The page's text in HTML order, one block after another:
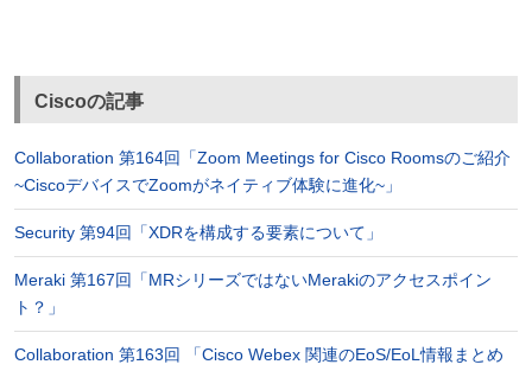
Ciscoの記事
Collaboration 第164回「Zoom Meetings for Cisco Roomsのご紹介
~CiscoデバイスでZoomがネイティブ体験に進化~」
Security 第94回「XDRを構成する要素について」
Meraki 第167回「MRシリーズではないMerakiのアクセスポイン
ト？」
Collaboration 第163回 「Cisco Webex 関連のEoS/EoL情報まとめ